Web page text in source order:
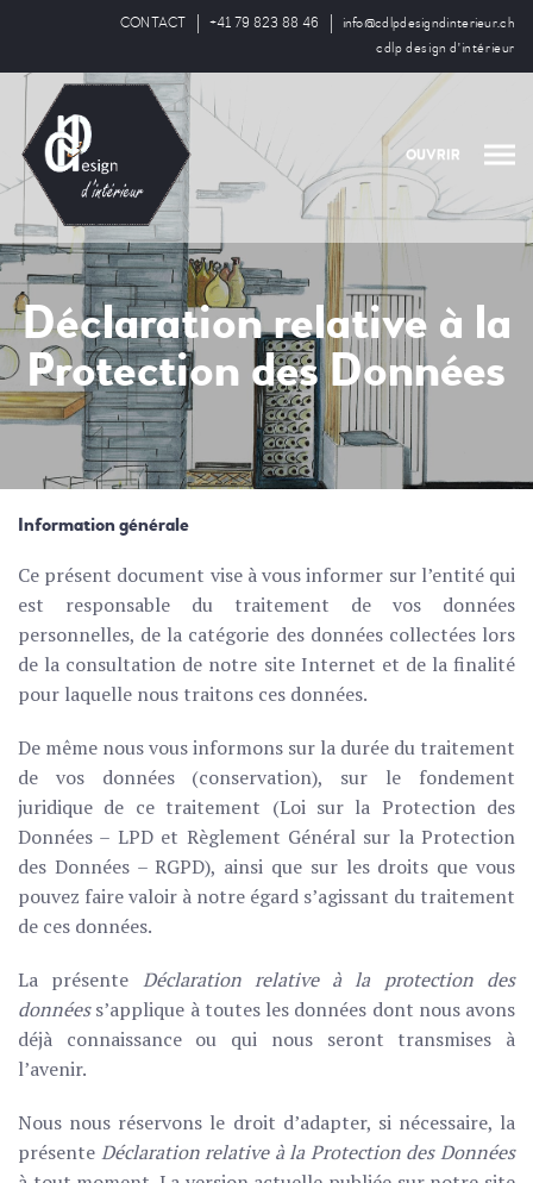
CONTACT +41 79 823 88 46
info@cdlpdesigndinterieur.ch
cdlp design d'intérieur
OUVRIR
Déclaration relative à la
Protection des Données
Information générale
Ce présent document vise à vous informer sur l’entité qui
est responsable du traitement de vos données
personnelles, de la catégorie des données collectées lors
de la consultation de notre site Internet et de la finalité
pour laquelle nous traitons ces données.
De même nous vous informons sur la durée du traitement
de vos données (conservation), sur le fondement
juridique de ce traitement (Loi sur la Protection des
Données – LPD et Règlement Général sur la Protection
des Données – RGPD), ainsi que sur les droits que vous
pouvez faire valoir à notre égard s’agissant du traitement
de ces données.
La présente Déclaration relative à la protection des
donnéess’applique à toutes les données dont nous avons
déjà connaissance ou qui nous seront transmises à
l’avenir.
Nous nous réservons le droit d’adapter, si nécessaire, la
présente Déclaration relative à la Protection des Données